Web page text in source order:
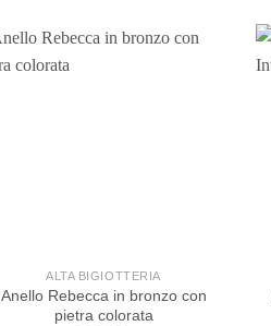
ALTA BIGIOTTERIA
Anello Rebecca in bronzo con
pietra colorata